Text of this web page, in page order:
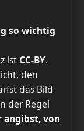
so wichtig
ist CC-BY.
den
das Bild
der Regel
angibst, von